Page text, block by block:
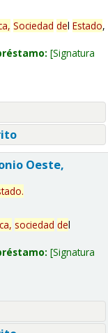
Sociedad del Estado,
Signatura
Oeste,
.
sociedad del
Signatura